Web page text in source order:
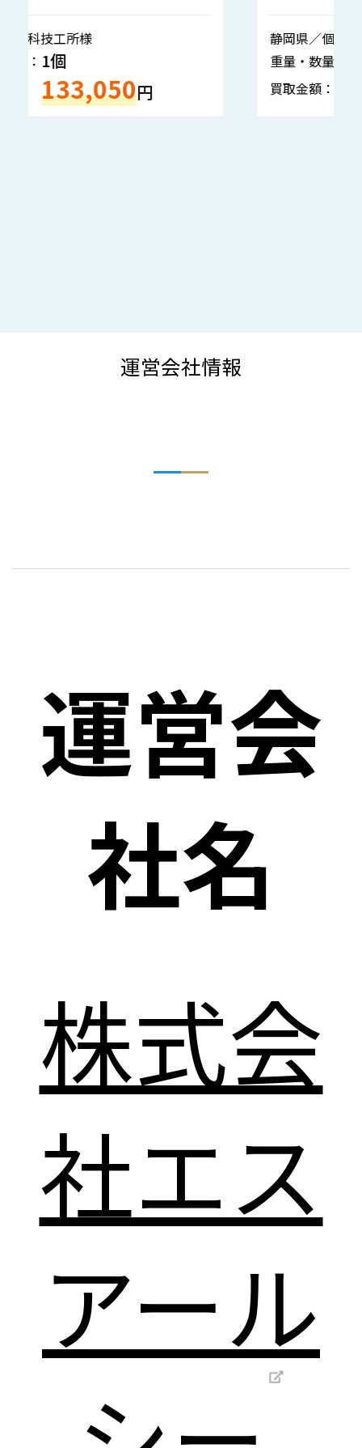
静岡県／個人様
重量・数量：
買取金額： 143,520
運営会社情報
運営会
社名
株式会
社エス
アール